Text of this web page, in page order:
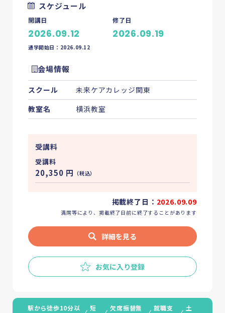
スケジュール
開講日
2026.09.12
修了日
2026.09.19
通学開始日：2026.09.12
会場情報
スクール
未来ケアカレッジ関東
教室名
横浜教室
受講料
受講料
20,350 円 （税込）
掲載終了日： 2026.09.09
満席等により、掲載終了日前に終了することがあります
詳細を見る
お気に入り登録
駅から徒歩10分以
短
欠席振替無
就職支
土